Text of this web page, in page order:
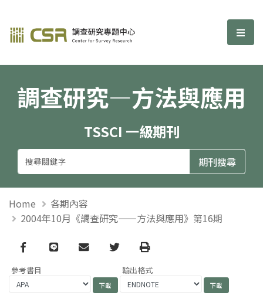
調查研究—方法與應用期刊 選
調查研究—方法與應用
TSSCI 一級期刊
Home
各期內容
2004年10月《調查研究——方法與應用》第16期
Facebook
line email TwitterPrint
參考書目 輸出格式